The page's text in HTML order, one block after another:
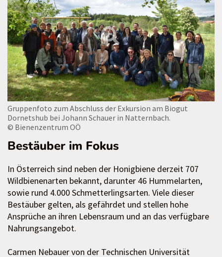
Gruppenfoto zum Abschluss der Exkursion am Biogut
Dornetshub bei Johann Schauer in Natternbach.
© Bienenzentrum OÖ
Bestäuber im Fokus
In Österreich sind neben der Honigbiene derzeit 707
Wildbienenarten bekannt, darunter 46 Hummelarten,
sowie rund 4.000 Schmetterlingsarten. Viele dieser
Bestäuber gelten, als gefährdet und stellen hohe
Ansprüche an ihren Lebensraum und an das verfügbare
Nahrungsangebot.
Carmen Nebauer von der Technischen Universität